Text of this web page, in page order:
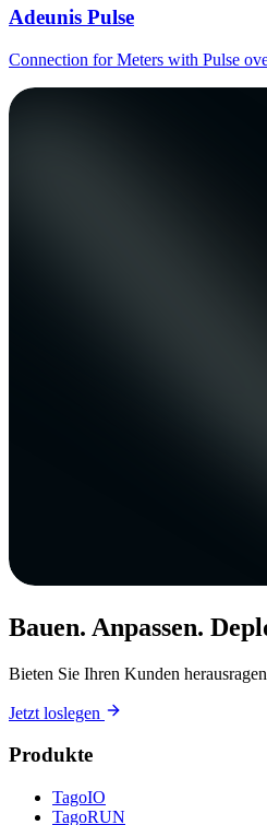
Adeunis Pulse
Connection for Meters with Pulse
Bauen. Anpassen.
Bieten Sie Ihren Kunden
Jetzt loslegen
Produkte
TagoIO
TagoRUN